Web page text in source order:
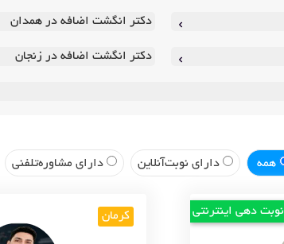
دکتر انگشت اضافه در همدان
دکتر انگشت اضافه در زنجان
همه دارای نوبت‌آنلاین دارای مشاوره‌تلفنی
نوبت دهی اینترنتی کرمان